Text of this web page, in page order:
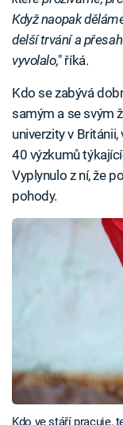
Když naopak
delší trvání a
vyvolalo," říká.
Kdo se zabývá
samým a se svým
univerzity v
40 výzkumů
Vyplynulo z ní, že
pohody.
Kdo ve stáří pracuje,